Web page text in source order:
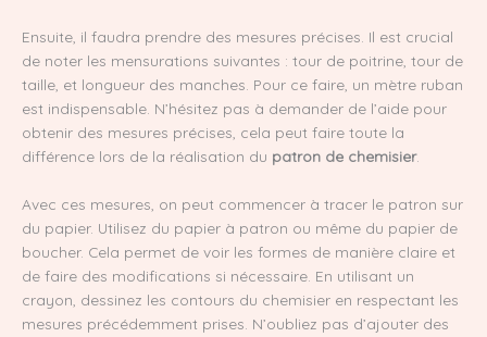
Ensuite, il faudra prendre des mesures précises. Il est crucial
de noter les mensurations suivantes : tour de poitrine, tour de
taille, et longueur des manches. Pour ce faire, un mètre ruban
est indispensable. N’hésitez pas à demander de l’aide pour
obtenir des mesures précises, cela peut faire toute la
différence lors de la réalisation du patron de chemisier.
Avec ces mesures, on peut commencer à tracer le patron sur
du papier. Utilisez du papier à patron ou même du papier de
boucher. Cela permet de voir les formes de manière claire et
de faire des modifications si nécessaire. En utilisant un
crayon, dessinez les contours du chemisier en respectant les
mesures précédemment prises. N’oubliez pas d’ajouter des